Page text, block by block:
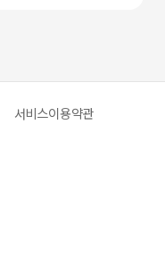
서비스이용약관